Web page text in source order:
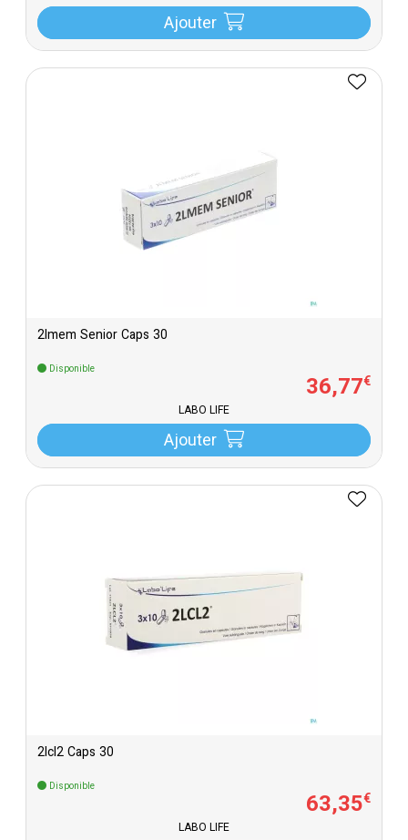
Ajouter
2lmem Senior Caps 30
Disponible
36,77€
LABO LIFE
Ajouter
2lcl2 Caps 30
Disponible
63,35€
LABO LIFE